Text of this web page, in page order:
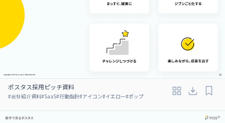
ポスタス採用ピッチ資料
#会社紹介資料#SaaS#行動指針#アイコン#イエロー#ポップ